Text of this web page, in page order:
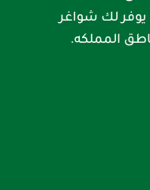
لك شواغر
المملكه.